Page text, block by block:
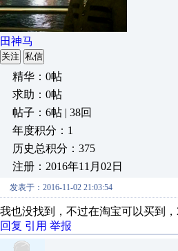
田神马
关注 私信
精华：0帖
求助：0帖
帖子：6帖 | 38回
年度积分：1
历史总积分：375
注册：2016年11月02日
发表于：2016-11-02 21:03:54
我也没找到，不过在淘宝可以买到，
回复 引用 举报